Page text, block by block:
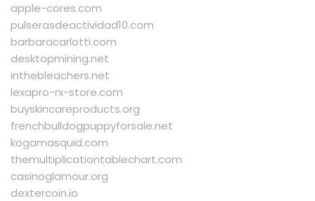
apple-cores.com
pulserasdeactividad10.com
barbaracarlotti.com
desktopmining.net
inthebleachers.net
lexapro-rx-store.com
buyskincareproducts.org
frenchbulldogpuppyforsale.net
kogamasquid.com
themultiplicationtablechart.com
casinoglamour.org
dextercoin.io